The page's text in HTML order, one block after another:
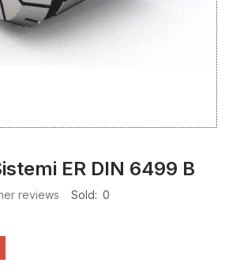
ER DIN 6499 B
reviews Sold: 0